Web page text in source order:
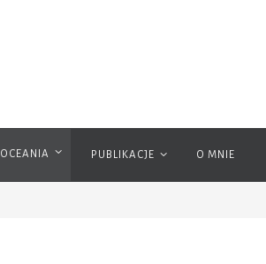
OCEANIA PUBLIKACJE O MNIE